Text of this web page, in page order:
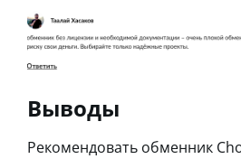
Выводы
Рекомендовать обменник